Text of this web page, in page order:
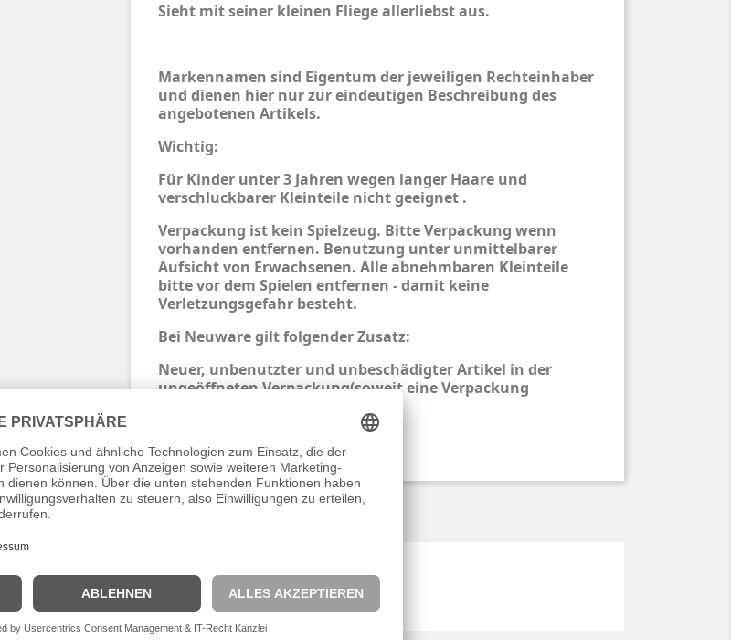
Sieht mit seiner kleinen Fliege allerliebst aus.
Markennamen sind Eigentum der jeweiligen Rechteinhaber
und dienen hier nur zur eindeutigen Beschreibung des
angebotenen Artikels.
Wichtig:
Für Kinder unter 3 Jahren wegen langer Haare und
verschluckbarer Kleinteile nicht geeignet .
Verpackung ist kein Spielzeug. Bitte Verpackung wenn
vorhanden entfernen. Benutzung unter unmittelbarer
Aufsicht von Erwachsenen. Alle abnehmbaren Kleinteile
bitte vor dem Spielen entfernen - damit keine
Verletzungsgefahr besteht.
Bei Neuware gilt folgender Zusatz:
Neuer, unbenutzter und unbeschädigter Artikel in der
ungeöffneten Verpackung(soweit eine Verpackung
Schreiben Sie den ersten Kundenkommentar